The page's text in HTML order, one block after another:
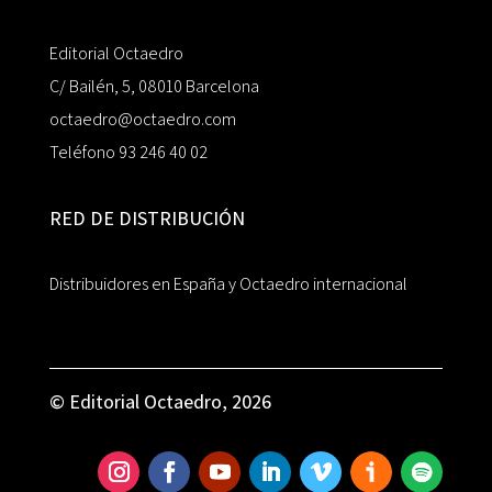
Editorial Octaedro
C/ Bailén, 5, 08010 Barcelona
octaedro@octaedro.com
Teléfono 93 246 40 02
RED DE DISTRIBUCIÓN
Distribuidores en España y Octaedro internacional
© Editorial Octaedro, 2026